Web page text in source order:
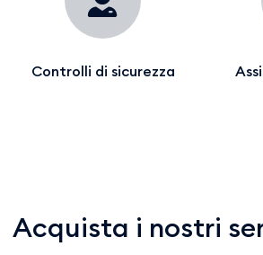
Controlli di sicurezza
Acquista i nostri